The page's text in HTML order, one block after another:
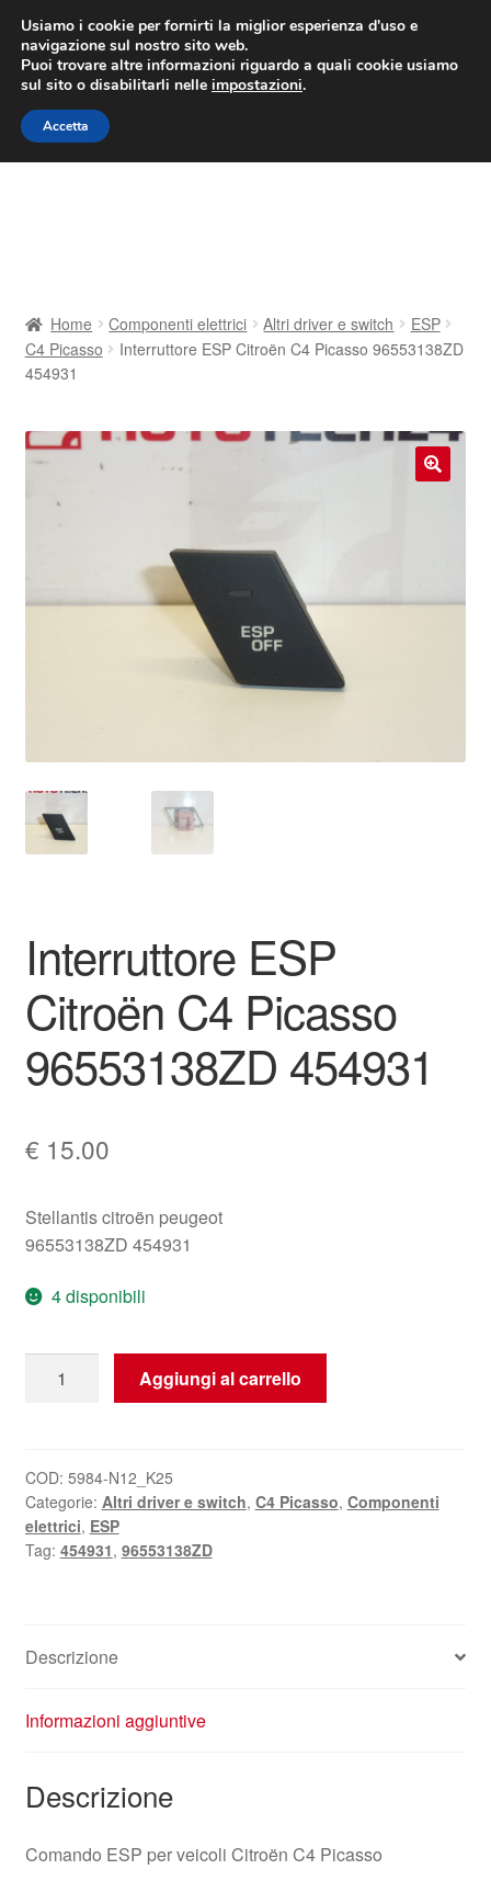
CONSEGNA da 7 EUR
Lun-Ven 9:00 - 16:00/800 580 290
Vai
alla
navigazione
Vai
al
contenuto
Consegna
Il mio account
Politica sulla riservatezza
Rimostranza
Spedizione in tutto il mondo
Home Componenti elettrici Altri driver e switch
ESP
C4 Picasso
Interruttore ESP Citroën C4 Picasso 96553138ZD
454931
Interruttore ESP
Citroën C4 Picasso
96553138ZD 454931
€ 15.00
Stellantis citroën peugeot
96553138ZD 454931
4 disponibili
Picasso
96553138ZD
454931
quantità
Aggiungi al carrello
COD: 5984-N12_K25
Categorie: Altri driver e switch, C4 Picasso, Componenti
elettrici, ESP
Tag: 454931, 96553138ZD
Descrizione
Informazioni aggiuntive
Descrizione
Comando ESP per veicoli Citroën C4 Picasso
Usiamo i cookie per fornirti la miglior esperienza d'uso e
navigazione sul nostro sito web.
Puoi trovare altre informazioni riguardo a quali cookie usiamo
sul sito o disabilitarli nelle impostazioni.
Accetta